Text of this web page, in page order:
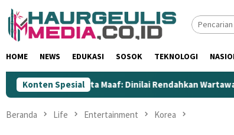
HOME NEWS EDUKASI SOSOK TEKNOLOGI
Konten Spesial
Maaf: Dinilai Rendahkan Wartawan KIM
Beranda Life Entertainment Korea